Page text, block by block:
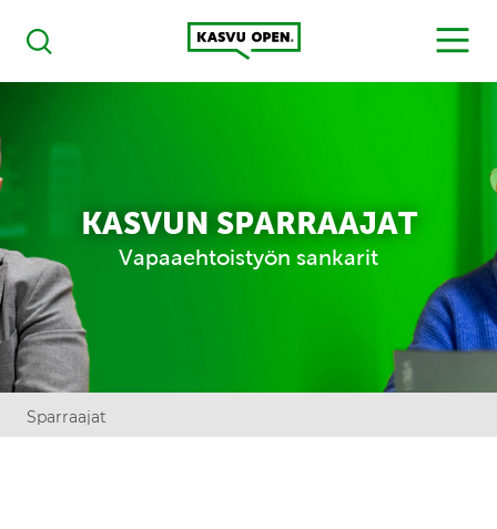
Haku
Kasvu Open
MENU
KASVUN SPARRAAJAT
Vapaaehtoistyön sankarit
Sparraajat